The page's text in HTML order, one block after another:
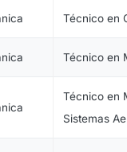
Técnico en
Técnico en
Técnico en
Sistemas